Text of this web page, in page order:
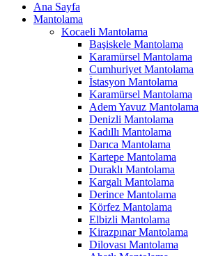
Ana Sayfa
Mantolama
Kocaeli Mantolama
Başiskele Mantolama
Karamürsel Mantolama
Cumhuriyet Mantolama
İstasyon Mantolama
Karamürsel Mantolama
Adem Yavuz Mantolama
Denizli Mantolama
Kadıllı Mantolama
Darıca Mantolama
Kartepe Mantolama
Duraklı Mantolama
Kargalı Mantolama
Derince Mantolama
Körfez Mantolama
Elbizli Mantolama
Kirazpınar Mantolama
Dilovası Mantolama